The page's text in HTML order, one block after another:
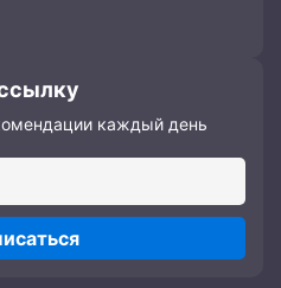
каждый день